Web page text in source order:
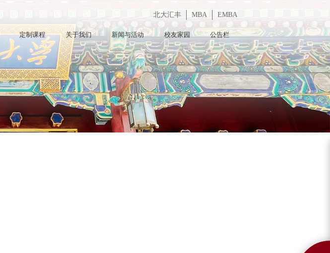
北大汇丰 MBA EMBA
定制课程 关于我们 新闻与活动 校友家园 公告栏